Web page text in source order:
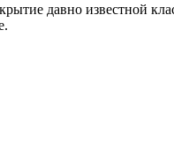
давно известной